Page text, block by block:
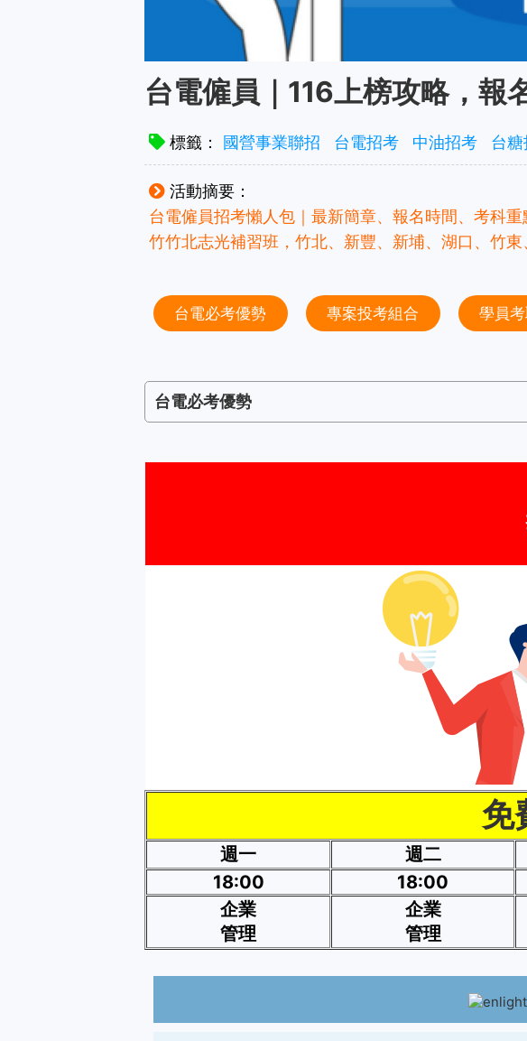
台電僱員｜116上榜攻略，報
標籤： 國營事業聯招 台電招考 中油招考 台
活動摘要：
台電僱員招考懶人包｜最新簡章、報名時間、考科
竹竹北志光補習班，竹北、新豐、新埔、湖口、竹
台電必考優勢 專案投考組合 學員
台電必考優勢
免
週一 週二
18:00
18:00
企業
管理
企業
管理